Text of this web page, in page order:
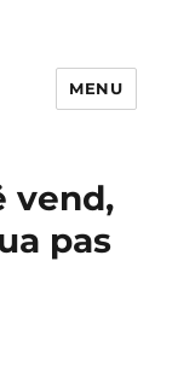
MENU
vend,
pas